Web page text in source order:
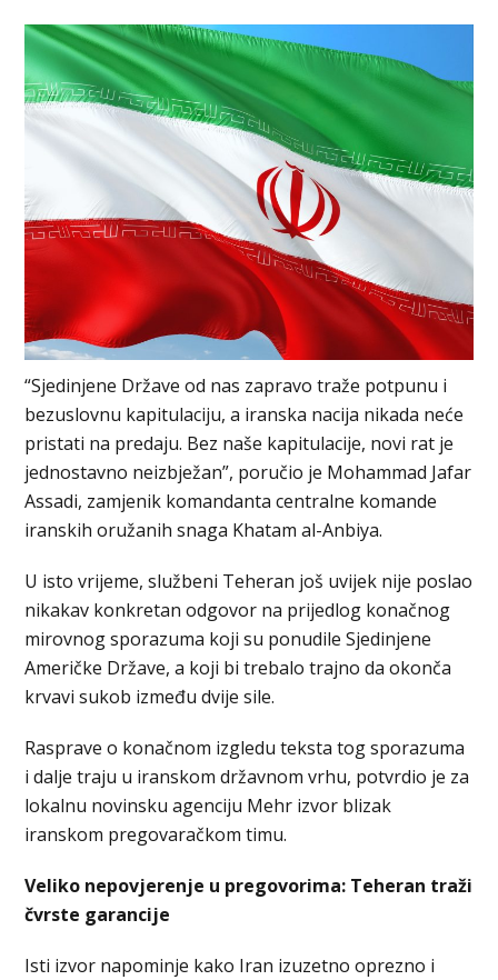
“Sjedinjene Države od nas zapravo traže potpunu i
bezuslovnu kapitulaciju, a iranska nacija nikada neće
pristati na predaju. Bez naše kapitulacije, novi rat je
jednostavno neizbježan”, poručio je Mohammad Jafar
Assadi, zamjenik komandanta centralne komande
iranskih oružanih snaga Khatam al-Anbiya.
U isto vrijeme, službeni Teheran još uvijek nije poslao
nikakav konkretan odgovor na prijedlog konačnog
mirovnog sporazuma koji su ponudile Sjedinjene
Američke Države, a koji bi trebalo trajno da okonča
krvavi sukob između dvije sile.
Rasprave o konačnom izgledu teksta tog sporazuma
i dalje traju u iranskom državnom vrhu, potvrdio je za
lokalnu novinsku agenciju Mehr izvor blizak
iranskom pregovaračkom timu.
Veliko nepovjerenje u pregovorima: Teheran traži
čvrste garancije
Isti izvor napominje kako Iran izuzetno oprezno i